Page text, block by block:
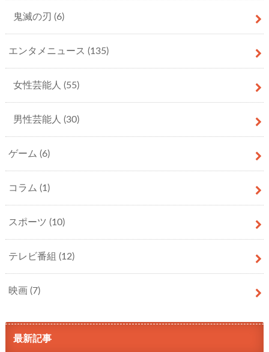
鬼滅の刃 (6)
エンタメニュース (135)
女性芸能人 (55)
男性芸能人 (30)
ゲーム (6)
コラム (1)
スポーツ (10)
テレビ番組 (12)
映画 (7)
最新記事